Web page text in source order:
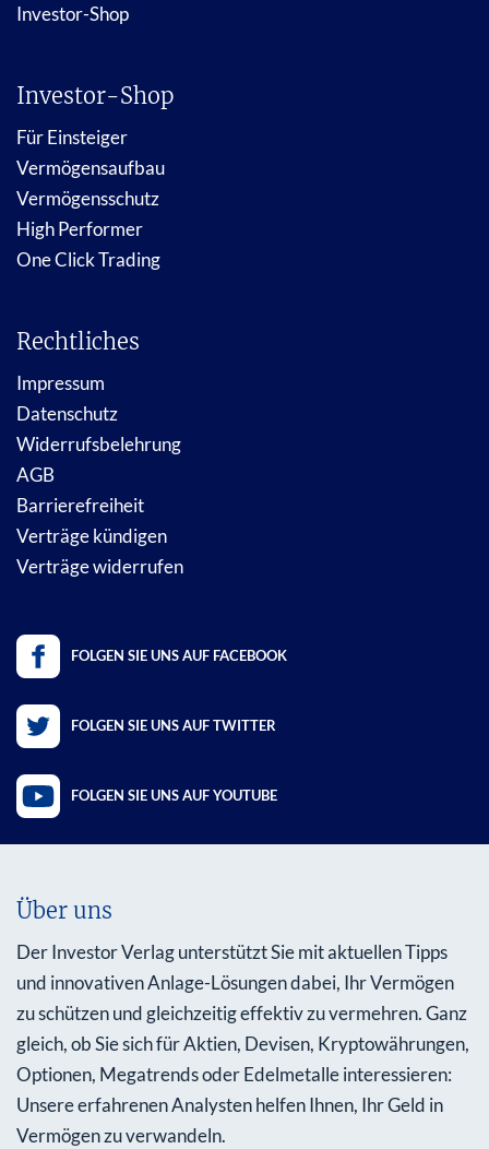
Investor-Shop
Investor-Shop
Für Einsteiger
Vermögensaufbau
Vermögensschutz
High Performer
One Click Trading
Rechtliches
Impressum
Datenschutz
Widerrufsbelehrung
AGB
Barrierefreiheit
Verträge kündigen
Verträge widerrufen
FOLGEN SIE UNS AUF FACEBOOK
FOLGEN SIE UNS AUF TWITTER
FOLGEN SIE UNS AUF YOUTUBE
Über uns
Der Investor Verlag unterstützt Sie mit aktuellen Tipps
und innovativen Anlage-Lösungen dabei, Ihr Vermögen
zu schützen und gleichzeitig effektiv zu vermehren. Ganz
gleich, ob Sie sich für Aktien, Devisen, Kryptowährungen,
Optionen, Megatrends oder Edelmetalle interessieren:
Unsere erfahrenen Analysten helfen Ihnen, Ihr Geld in
Vermögen zu verwandeln.